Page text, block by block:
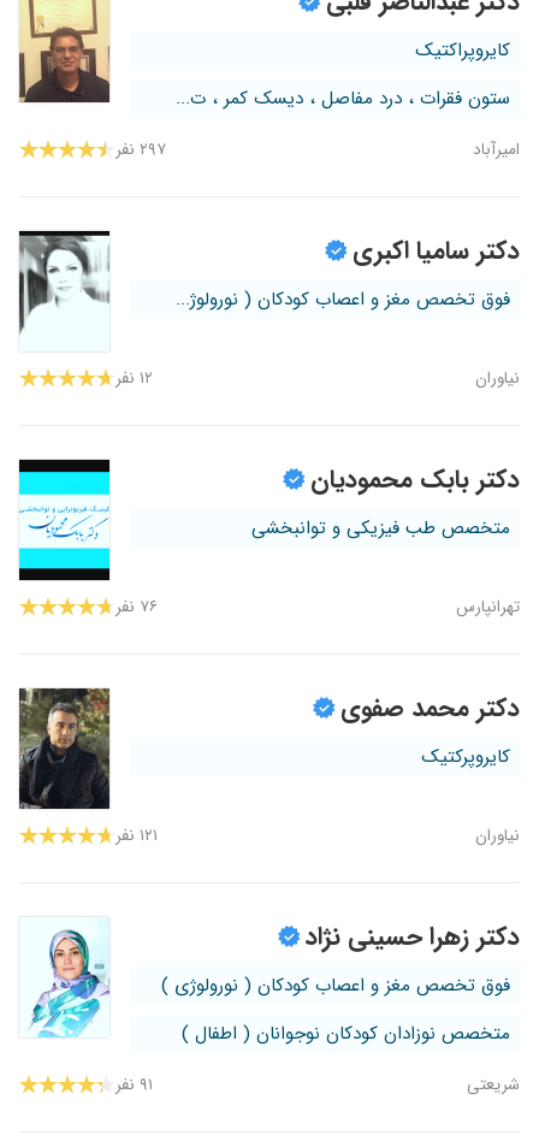
کردی با دانش و تجربع خودشون با سه جلسه طب
سوزنی منو درمان کردن. عالی هستن دکتر با دانش
فعلا درحال درمان هستم
۱۴۰۲/۰۷/۲۳
۱۴۰۲/۰۸/۲۹
کمردرد وسیاتیک با تزریق خیلی بهتر شدم ۱۴۰۴/۰۴/۰۹
۱۴۰۲/۱۰/۲۸
۱۴۰۳/۰۵/۰۴
کایروپراکتیک
ستون فقرات ، درد مفاصل ، دیسک کمر ، ت...
امیرآباد ۲۹۷ نفر
دکتر سامیا اکبری
فوق تخصص مغز و اعصاب کودکان ( نورولوژ...
نیاوران ۱۲ نفر
دکتر بابک محمودیان
متخصص طب فیزیکی و توانبخشی
تهرانپارس ۷۶ نفر
دکتر محمد صفوی
کایروپرکتیک
نیاوران ۱۲۱ نفر
دکتر زهرا حسینی نژاد
فوق تخصص مغز و اعصاب کودکان ( نورولوژی )
متخصص نوزادان کودکان نوجوانان ( اطفال )
شریعتی ۹۱ نفر